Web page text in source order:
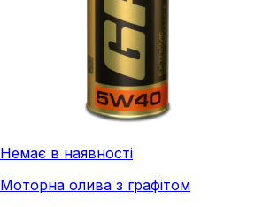
Немає в наявності
Моторна олива з графітом